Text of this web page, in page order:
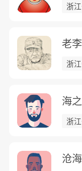
浙
老李
浙
海
浙
沧